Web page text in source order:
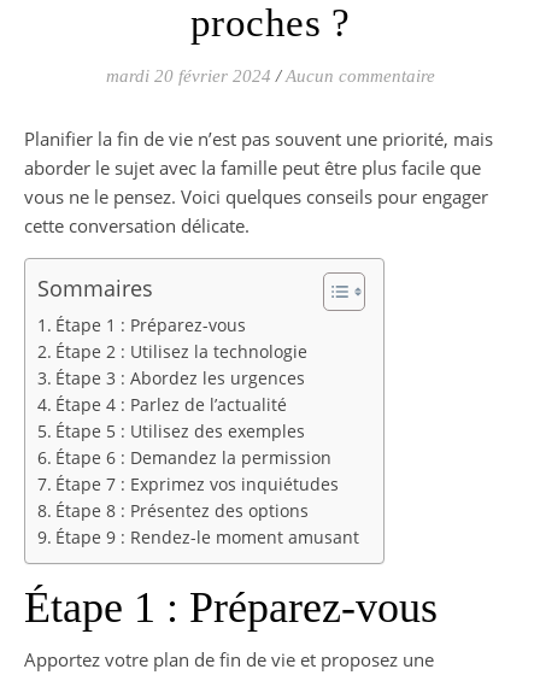
proches ?
mardi 20 février 2024 / Aucun commentaire
Planifier la fin de vie n’est pas souvent une priorité, mais
aborder le sujet avec la famille peut être plus facile que
vous ne le pensez. Voici quelques conseils pour engager
cette conversation délicate.
Sommaires
Étape 1 : Préparez-vous
Étape 2 : Utilisez la technologie
Étape 3 : Abordez les urgences
Étape 4 : Parlez de l’actualité
Étape 5 : Utilisez des exemples
Étape 6 : Demandez la permission
Étape 7 : Exprimez vos inquiétudes
Étape 8 : Présentez des options
Étape 9 : Rendez-le moment amusant
Étape 1 : Préparez-vous
Apportez votre plan de fin de vie et proposez une